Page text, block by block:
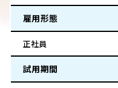
雇用形態
正社員
試用期間